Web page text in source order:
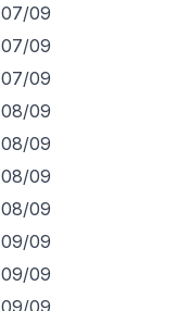
07/09
07/09
07/09
08/09
08/09
08/09
08/09
09/09
09/09
09/09